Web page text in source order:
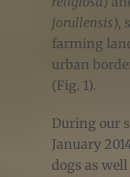
jorullensis),
farming
urban
(Fig. 1).
During our
January
dogs as